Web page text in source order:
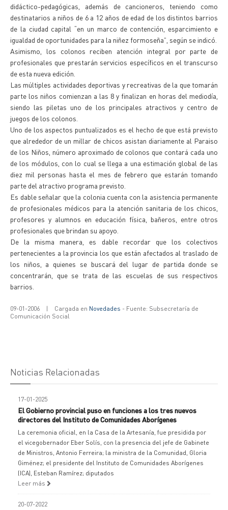
didáctico-pedagógicas, además de cancioneros, teniendo como
destinatarios a niños de 6 a 12 años de edad de los distintos barrios
de la ciudad capital “en un marco de contención, esparcimiento e
igualdad de oportunidades para la niñez formoseña”, según se indicó.
Asimismo, los colonos reciben atención integral por parte de
profesionales que prestarán servicios específicos en el transcurso
de esta nueva edición.
Las múltiples actividades deportivas y recreativas de la que tomarán
parte los niños comienzan a las 8 y finalizan en horas del mediodía,
siendo las piletas uno de los principales atractivos y centro de
juegos de los colonos.
Uno de los aspectos puntualizados es el hecho de que está previsto
que alrededor de un millar de chicos asistan diariamente al Paraiso
de los Niños, número aproximado de colonos que contará cada uno
de los módulos, con lo cual se llega a una estimación global de las
diez mil personas hasta el mes de febrero que estarán tomando
parte del atractivo programa previsto.
Es dable señalar que la colonia cuenta con la asistencia permanente
de profesionales médicos para la atención sanitaria de los chicos,
profesores y alumnos en educación física, bañeros, entre otros
profesionales que brindan su apoyo.
De la misma manera, es dable recordar que los colectivos
pertenecientes a la provincia los que están afectados al traslado de
los niños, a quienes se buscará del lugar de partida donde se
concentrarán, que se trata de las escuelas de sus respectivos
barrios.
09-01-2006 | Cargada en Novedades - Fuente: Subsecretaría de
Comunicación Social
Noticias Relacionadas
17-01-2025
El Gobierno provincial puso en funciones a los tres nuevos
directores del Instituto de Comunidades Aborígenes
La ceremonia oficial, en la Casa de la Artesanía, fue presidida por
el vicegobernador Eber Solís, con la presencia del jefe de Gabinete
de Ministros, Antonio Ferreira; la ministra de la Comunidad, Gloria
Giménez; el presidente del Instituto de Comunidades Aborígenes
(ICA), Esteban Ramírez; diputados
Leer más
20-07-2022